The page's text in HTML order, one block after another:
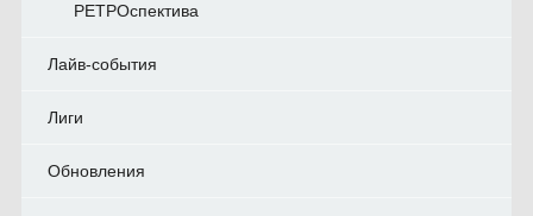
РЕТРОспектива
Лайв-события
Лиги
Обновления